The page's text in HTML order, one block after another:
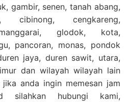
gambir, senen, tanah abang,
cibinong, cengkareng,
glodok, kota,
pancoran, monas, pondok
jaya, duren sawit, utara,
dan wilayah wilayah lain
anda ingin memesan jam
silahkan hubungi kami,